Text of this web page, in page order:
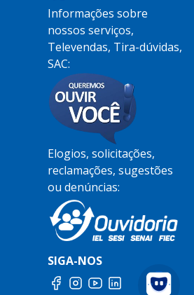
Informações sobre
nossos serviços,
Televendas, Tira-dúvidas,
SAC:
Elogios, solicitações,
reclamações, sugestões
ou denúncias:
SIGA-NOS